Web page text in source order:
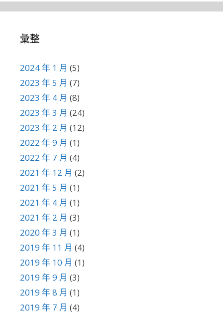
彙整
2024 年 1 月 (5)
2023 年 5 月 (7)
2023 年 4 月 (8)
2023 年 3 月 (24)
2023 年 2 月 (12)
2022 年 9 月 (1)
2022 年 7 月 (4)
2021 年 12 月 (2)
2021 年 5 月 (1)
2021 年 4 月 (1)
2021 年 2 月 (3)
2020 年 3 月 (1)
2019 年 11 月 (4)
2019 年 10 月 (1)
2019 年 9 月 (3)
2019 年 8 月 (1)
2019 年 7 月 (4)